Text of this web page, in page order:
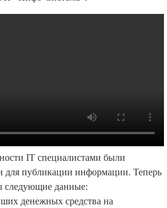
IT специалистами были
для публикации информации. Теперь
следующие данные:
денежных средства на